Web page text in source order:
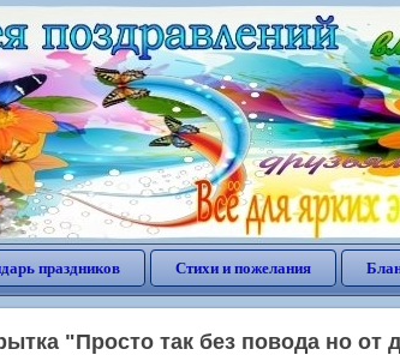
праздников Стихи и пожелания
"Просто так без повода но